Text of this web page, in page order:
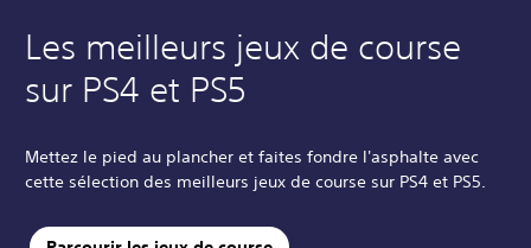
Les meilleurs jeux de course
sur PS4 et PS5
Mettez le pied au plancher et faites fondre l'asphalte avec
cette sélection des meilleurs jeux de course sur PS4 et PS5.